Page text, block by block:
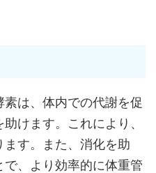
は、体内での代謝を促
けます。これにより、
す。また、消化を助
、より効率的に体重管